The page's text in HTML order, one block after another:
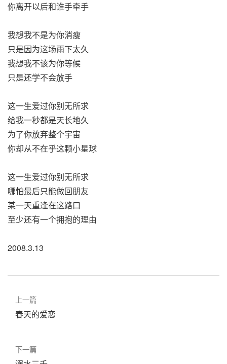
你离开以后和谁手牵手
我想我不是为你消瘦
只是因为这场雨下太久
我想我不该为你等候
只是还学不会放手
这一生爱过你别无所求
给我一秒都是天长地久
为了你放弃整个宇宙
你却从不在乎这颗小星球
这一生爱过你别无所求
哪怕最后只能做回朋友
某一天重逢在这路口
至少还有一个拥抱的理由
2008.3.13
上一篇
春天的爱恋
下一篇